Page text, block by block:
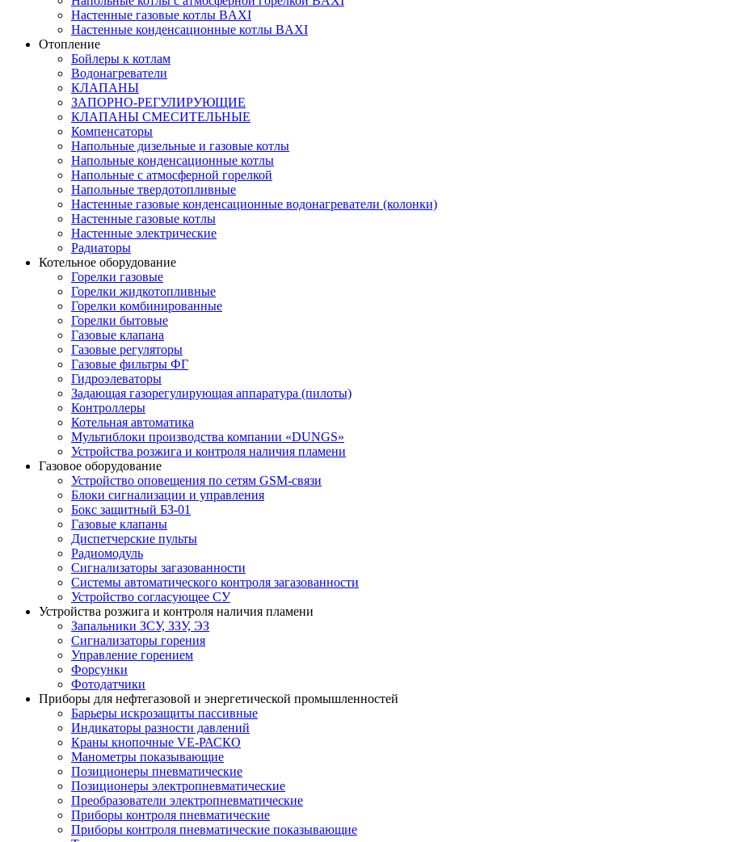
Настенные газовые котлы BAXI
Настенные конденсационные котлы BAXI
Отопление
Бойлеры к котлам
Водонагреватели
КЛАПАНЫ
ЗАПОРНО-РЕГУЛИРУЮЩИЕ
КЛАПАНЫ СМЕСИТЕЛЬНЫЕ
Компенсаторы
Напольные дизельные и газовые котлы
Напольные конденсационные котлы
Напольные с атмосферной горелкой
Напольные твердотопливные
Настенные газовые конденсационные водонагреватели (колонки)
Настенные газовые котлы
Настенные электрические
Радиаторы
Котельное оборудование
Горелки газовые
Горелки жидкотопливные
Горелки комбинированные
Горелки бытовые
Газовые клапана
Газовые регуляторы
Газовые фильтры ФГ
Гидроэлеваторы
Задающая газорегулирующая аппаратура (пилоты)
Контроллеры
Котельная автоматика
Мультиблоки производства компании «DUNGS»
Устройства розжига и контроля наличия пламени
Газовое оборудование
Устройство оповещения по сетям GSM-связи
Блоки сигнализации и управления
Бокс защитный БЗ-01
Газовые клапаны
Диспетчерские пульты
Радиомодуль
Сигнализаторы загазованности
Системы автоматического контроля загазованности
Устройство согласующее СУ
Устройства розжига и контроля наличия пламени
Запальники ЗСУ, ЗЗУ, ЭЗ
Сигнализаторы горения
Управление горением
Форсунки
Фотодатчики
Приборы для нефтегазовой и энергетической промышленностей
Барьеры искрозащиты пассивные
Индикаторы разности давлений
Краны кнопочные VE-РАСКО
Манометры показывающие
Позиционеры пневматические
Позиционеры электропневматические
Преобразователи электропневматические
Приборы контроля пневматические
Приборы контроля пневматические показывающие